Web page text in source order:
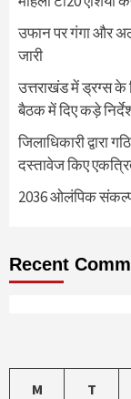
उफान पर गंगा और
जारी
उत्तराखंड में ड्रग्स
बैठक में दिए कड़े
जिलाधिकारी द्वारा
दस्तावेज किए
2036 ओलंपिक संकल्प
Recent
M T